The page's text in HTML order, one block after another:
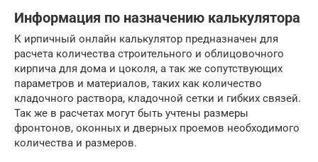
Информация по назначению калькулятора
К ирпичный онлайн калькулятор предназначен для
расчета количества строительного и облицовочного
кирпича для дома и цоколя, а так же сопутствующих
параметров и материалов, таких как количество
кладочного раствора, кладочной сетки и гибких связей.
Так же в расчетах могут быть учтены размеры
фронтонов, оконных и дверных проемов необходимого
количества и размеров.